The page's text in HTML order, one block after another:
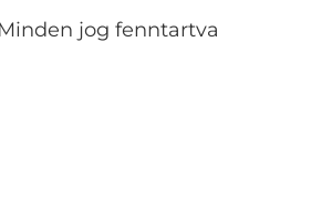
Minden jog fenntartva